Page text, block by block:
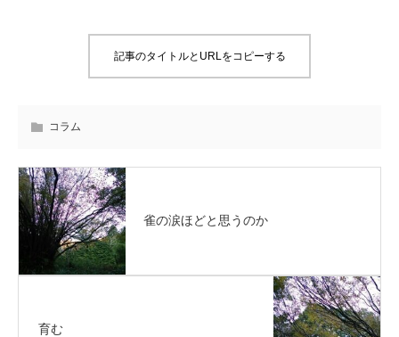
記事のタイトルとURLをコピーする
コラム
雀の涙ほどと思うのか
育む